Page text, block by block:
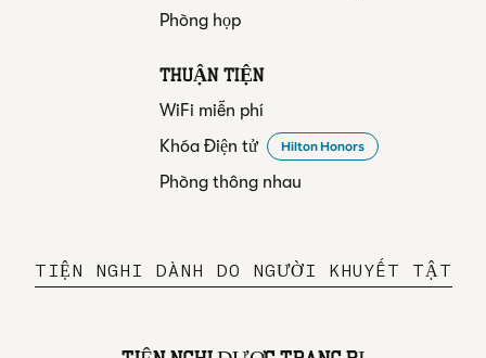
Phòng họp
THUẬN TIỆN
WiFi miễn phí
Khóa Điện tử
Hilton Honors
Phòng thông nhau
TIỆN NGHI DÀNH DO NGƯỜI KHUYẾT TẬT